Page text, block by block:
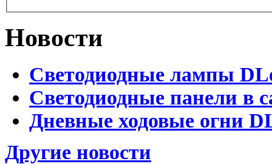
Новости
Светодиодные лампы
Светодиодные панели в
Дневные ходовые огни
Другие новости